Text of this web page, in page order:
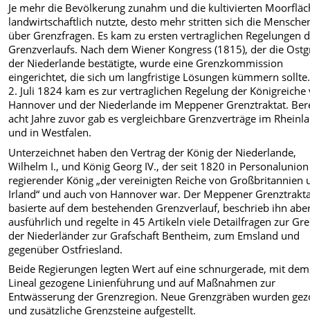
Je mehr die Bevölkerung zunahm und die kultivierten
landwirtschaftlich nutzte, desto mehr stritten sich die
über Grenzfragen. Es kam zu ersten vertraglichen Regelungen
Grenzverlaufs. Nach dem Wiener Kongress (1815), der die
der Niederlande bestätigte, wurde eine Grenzkommission
eingerichtet, die sich um langfristige Lösungen kümmern
2. Juli 1824 kam es zur vertraglichen Regelung der Königreiche
Hannover und der Niederlande im Meppener Grenztraktat.
acht Jahre zuvor gab es vergleichbare Grenzverträge im
und in Westfalen.
Unterzeichnet haben den Vertrag der König der Niederlande,
Wilhelm I., und König Georg IV., der seit 1820 in Personalunion
regierender König „der vereinigten Reiche von Großbritannien
Irland“ und auch von Hannover war. Der Meppener
basierte auf dem bestehenden Grenzverlauf, beschrieb ihn
ausführlich und regelte in 45 Artikeln viele Detailfragen zur
der Niederländer zur Grafschaft Bentheim, zum Emsland und
gegenüber Ostfriesland.
Beide Regierungen legten Wert auf eine schnurgerade, mit dem
Lineal gezogene Linienführung und auf Maßnahmen zur
Entwässerung der Grenzregion. Neue Grenzgräben wurden
und zusätzliche Grenzsteine aufgestellt.